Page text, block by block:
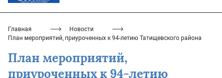
Главная
Новости
План мероприятий, приуроченных к 94-летию Татищевского района
План мероприятий,
приуроченных к 94-летию